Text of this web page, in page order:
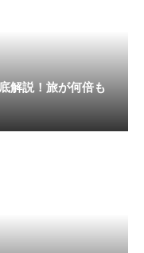
解説！旅が何倍も